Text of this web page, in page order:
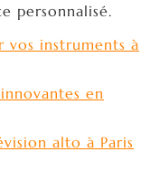
personnalisé.
vos instruments à
en
alto à Paris